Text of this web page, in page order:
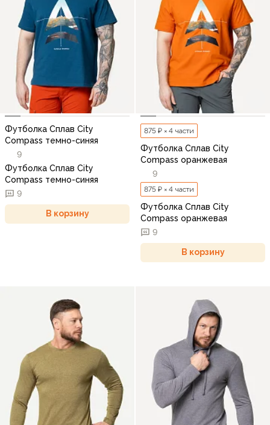
Футболка Сплав City
Compass темно-синяя
9
Футболка Сплав City
Compass темно-синяя
9
В корзину
875 ₽ × 4 части
Футболка Сплав City
Compass оранжевая
9
875 ₽ × 4 части
Футболка Сплав City
Compass оранжевая
9
В корзину